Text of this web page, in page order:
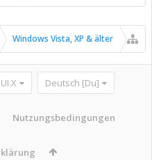
Windows Vista, XP & älter
Deutsch [Du]
Nutzungsbedingungen